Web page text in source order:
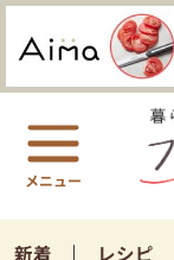
新着 レシピ